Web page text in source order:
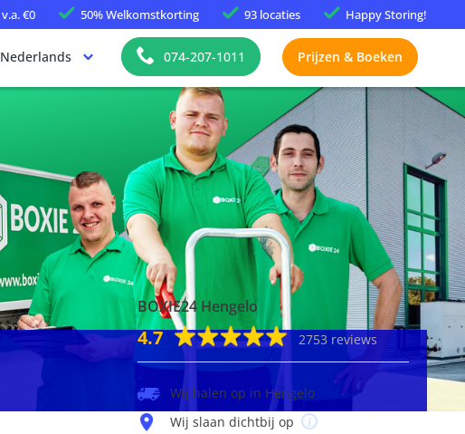
v.a. €0 50%Welkomstkorting 93 locaties HappyStoring!
Nederlands 074-207-1011 Prijzen & Boeken
BOXIE24 Hengelo
4.7 2753 reviews
Wij halen op in Hengelo
Wij slaan dichtbij op